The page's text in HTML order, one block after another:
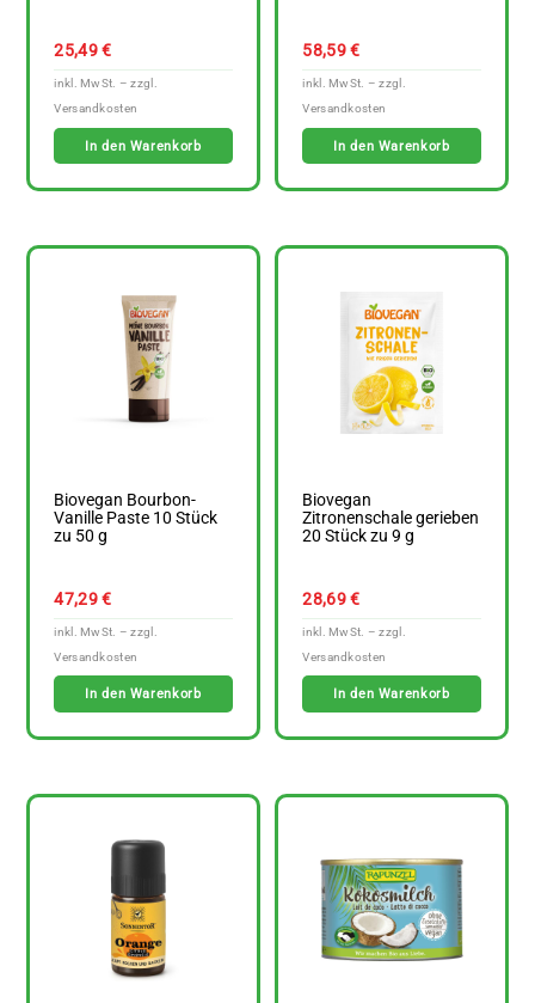
25,49€
In den Warenkorb
58,59€
In den Warenkorb
Biovegan Bourbon-
Vanille Paste 10 Stück
zu 50 g
47,29€
In den Warenkorb
Biovegan
Zitronenschale gerieben
20 Stück zu 9 g
28,69€
In den Warenkorb